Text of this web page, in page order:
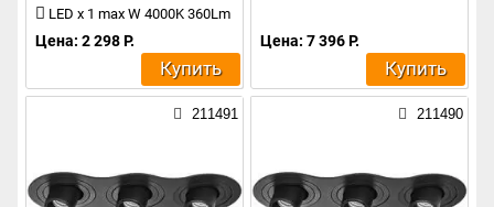
LED x 1 max W 4000K 360Lm
Цена: 2 298 Р.
Купить
Цена: 7 396 Р.
Купить
211491 211490